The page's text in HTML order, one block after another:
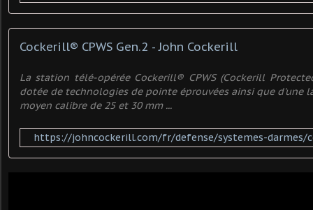
Cockerill® CPWS Gen.2 - John Cockerill
La station télé-opérée Cockerill® CPWS (Cockerill
dotée de technologies de pointe éprouvées ainsi que d'une
moyen calibre de 25 et 30 mm ...
https://johncockerill.com/fr/defense/systemes-darmes/